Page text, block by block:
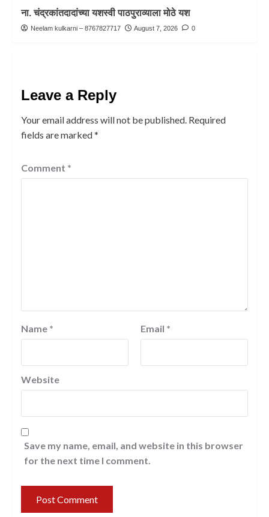
ना. चंद्रकांतदादांच्या यशस्वी पाठपुराव्याला मोठे यश
Neelam kulkarni – 8767827717 August 7, 2026 0
Leave a Reply
Your email address will not be published. Required
fields are marked*
Comment *
Name * Email *
Website
Save my name, email, and website in this browser
for the next time I comment.